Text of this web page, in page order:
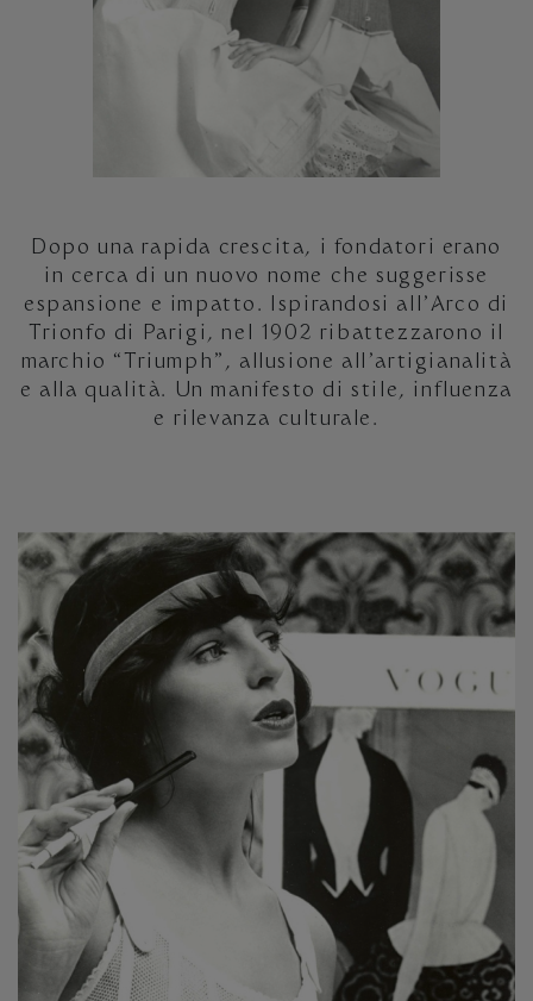
Dopo una rapida crescita, i fondatori erano
in cerca di un nuovo nome che suggerisse
espansione e impatto. Ispirandosi all’Arco di
Trionfo di Parigi, nel 1902 ribattezzarono il
marchio “Triumph”, allusione all’artigianalità
e alla qualità. Un manifesto di stile, influenza
e rilevanza culturale.